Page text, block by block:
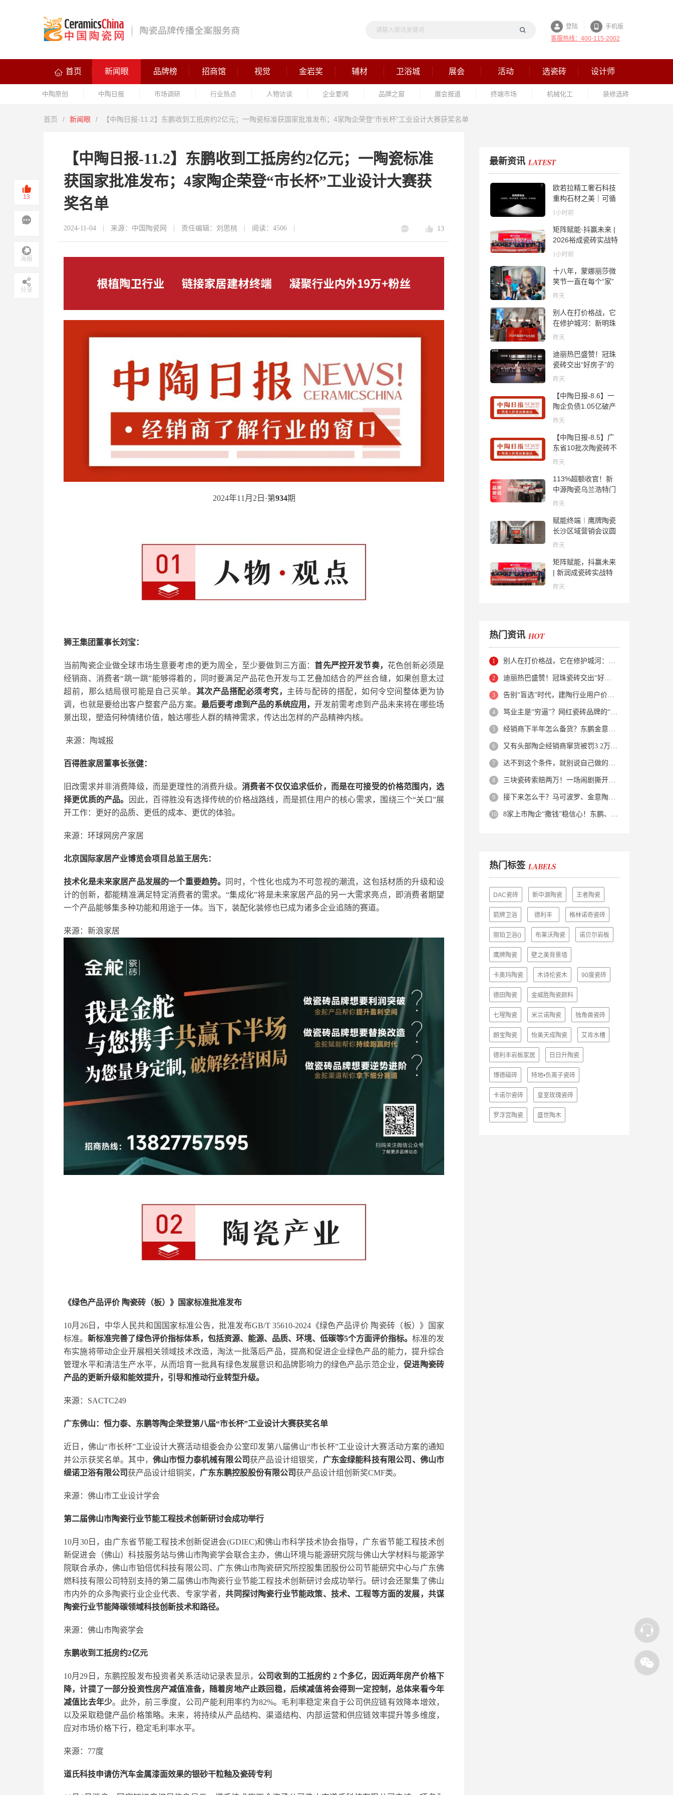
登陆
手机版
客服热线：400-115-2002
首页 新闻眼 品牌榜 招商馆 视觉 金岩奖 辅材 卫浴城 展会 活动 选瓷砖 设计师
中陶原创 中陶日报 市场调研 行业热点 人物访谈 企业要闻 品牌之窗 展会报道 终端市场 机械化工 装修选砖
首页 / 新闻眼 / 【中陶日报-11.2】东鹏收到工抵房约2亿元；一陶瓷标准获国家批准发布；4家陶企荣登“市长杯”工业设计大赛获奖名单
【中陶日报-11.2】东鹏收到工抵房约2亿元；一陶瓷标准
获国家批准发布；4家陶企荣登“市长杯”工业设计大赛获
奖名单
2024-11-04 来源：中国陶瓷网 责任编辑：刘思桃 阅读：4506 13
2024年11月2日·第934期
狮王集团董事长刘宝：
当前陶瓷企业做全球市场生意要考虑的更为周全，至少要做到三方面：首先严控开发节奏， 花色创新必须是
经销商、消费者“跳一跳”能够得着的，同时要满足产品花色开发与工艺叠加结合的严丝合缝，如果创意太过
超前，那么结局很可能是自己买单。 其次产品搭配必须考究， 主砖与配砖的搭配，如何令空间整体更为协
调，也就是要给出客户整套产品方案。 最后要考虑到产品的系统应用，开发前需考虑到产品未来将在哪些场
景出现，塑造何种情绪价值，触达哪些人群的精神需求，传达出怎样的产品精神内核。
来源：陶城报
百得胜家居董事长张健：
旧改需求并非消费降级，而是更理性的消费升级。 消费者不仅仅追求低价，而是在可接受的价格范围内，选
择更优质的产品。
因此，百得胜没有选择传统的价格战路线，而是抓住用户的核心需求，围绕三个“关口”展
开工作：更好的品质、更低的成本、更优的体验。
来源：环球网房产家居
北京国际家居产业博览会项目总监王居先：
技术化是未来家居产品发展的一个重要趋势。
同时，个性化也成为不可忽视的潮流，这包括材质的升级和设
计的创新，都能精准满足特定消费者的需求。“集成化”将是未来家居产品的另一大需求亮点，即消费者期望
一个产品能够集多种功能和用途于一体。当下，装配化装修也已成为诸多企业追随的赛道。
来源：新浪家居
《绿色产品评价 陶瓷砖（板）》国家标准批准发布
10月26日，中华人民共和国国家标准公告，批准发布GB/T 35610-2024《绿色产品评价 陶瓷砖（板）》国家
标准。 新标准完善了绿色评价指标体系，包括资源、能源、品质、环境、低碳等5个方面评价指标。 标准的发
布实施将带动企业开展相关领域技术改造，淘汰一批落后产品，提高和促进企业绿色产品的能力，提升综合
管理水平和清洁生产水平，从而培育一批具有绿色发展意识和品牌影响力的绿色产品示范企业，促进陶瓷砖
产品的更新升级和能效提升，引导和推动行业转型升级。
来源：SACTC249
广东佛山：恒力泰、东鹏等陶企荣登第八届“市长杯”工业设计大赛获奖名单
近日，佛山“市长杯”工业设计大赛活动组委会办公室印发第八届佛山“市长杯”工业设计大赛活动方案的通知
并公示获奖名单。其中， 佛山市恒力泰机械有限公司获产品设计组银奖， 广东金绿能科技有限公司、佛山市
缇诺卫浴有限公司获产品设计组铜奖， 广东东鹏控股股份有限公司获产品设计组创新奖CMF类。
来源：佛山市工业设计学会
第二届佛山市陶瓷行业节能工程技术创新研讨会成功举行
10月30日，由广东省节能工程技术创新促进会(GDIEC)和佛山市科学技术协会指导，广东省节能工程技术创
新促进会（佛山）科技服务站与佛山市陶瓷学会联合主办，佛山环境与能源研究院与佛山大学材料与能源学
院联合承办，佛山市铂倍优科技有限公司、广东佛山市陶瓷研究所控股集团股份公司节能研究中心与广东佛
燃科技有限公司特别支持的第二届佛山市陶瓷行业节能工程技术创新研讨会成功举行。研讨会还聚集了佛山
市内外的众多陶瓷行业企业代表、专家学者，共同探讨陶瓷行业节能政策、技术、工程等方面的发展，共谋
陶瓷行业节能降碳领域科技创新技术和路径。
来源：佛山市陶瓷学会
东鹏收到工抵房约2亿元
10月29日，东鹏控股发布投资者关系活动记录表显示， 公司收到的工抵房约 2 个多亿，因近两年房产价格下
降，计提了一部分投资性房产减值准备，随着房地产止跌回稳，后续减值将会得到一定控制，总体来看今年
减值比去年少。此外，前三季度，公司产能利用率约为82%。毛利率稳定来自于公司供应链有效降本增效，
以及采取稳健产品价格策略。未来，将持续从产品结构、渠道结构、内部运营和供应链效率提升等多维度，
应对市场价格下行，稳定毛利率水平。
来源：77度
道氏科技申请仿汽车金属漆面效果的银砂干粒釉及瓷砖专利
最新资讯
欧若拉精工奢石科技
重构石材之美｜可循
环高纯度微晶，重新
1小时前
矩阵赋能·抖赢未来 |
2026裕成瓷砖实战特
训营圆满收官
1小时前
十八年，蒙娜丽莎微
笑节一直在每个“家”
的故事里
昨天
别人在打价格战，它
在修护城河：新明珠
岩板的逆势密码
昨天
迪丽热巴盛赞！冠珠
瓷砖交出“好房子”的
标准答卷
昨天
【中陶日报-8.6】一
陶企负债1.05亿破产
清算；东鹏拟延长基
开展建陶行业能效领
跑者企业推荐工作
昨天
【中陶日报-8.5】广
东省10批次陶瓷砖不
合格；科达购买特福
过；蒙娜丽莎5千万
回购股份；建霖家居
海外产能突破18亿元
昨天
113%超额收官！新
中源陶瓷乌兰浩特门
店周年活动圆满落幕
昨天
赋能终端︱鹰牌陶瓷
长沙区域营销会议圆
满举行，共探渠道拓
昨天
矩阵赋能，抖赢未来
| 新润成瓷砖实战特
训营成功举办，吹响
昨天
热门资讯
别人在打价格战，它在修护城河：新明珠岩板的逆势密码
迪丽热巴盛赞！冠珠瓷砖交出“好房子”的标准答卷
告别“盲选”时代，建陶行业用户价值正在被改写！
骂业主是“穷逼”？网红瓷砖品牌的“真实面目”被揭开了！
经销商下半年怎么备货？东鹏金意陶马可波罗等10大品牌集体亮剑
又有头部陶企经销商窜货被罚3.2万！品牌区域保护岌岌可危？
达不到这个条件，就别说自己做的是质感砖！
三块瓷砖索赔两万！一场闹剧撕开了装修“碰瓷”的遮羞布
接下来怎么干？马可波罗、金意陶、蒙娜丽莎、箭牌、欧神诺、宏宇…
8家上市陶企“撒钱”稳信心！东鹏、蒙娜丽莎等启动回购增持
热门标签
DAC瓷砖 新中源陶瓷 王者陶瓷
箭牌卫浴 德利丰 格林诺奇瓷砖
丽珀卫浴() 布莱沃陶瓷 诺贝尔岩板
鹰牌陶瓷 壁之美背景墙
卡奥玛陶瓷 木诗伦瓷木 90度瓷砖
德田陶瓷 金威胜陶瓷颜料
七瑆陶瓷 米兰诺陶瓷 独角兽瓷砖
朗宝陶瓷 怡美天成陶瓷 艾肯水槽
德利丰岩板家居 日日升陶瓷
博德磁砖 特地•负离子瓷砖
卡诺尔瓷砖 皇室玫瑰瓷砖
罗浮宫陶瓷 盛世陶木
13
海报
分享